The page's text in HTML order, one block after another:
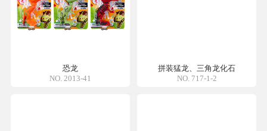
恐龙
NO. 2013-41
拼装猛龙、三角龙化石
NO. 717-1-2